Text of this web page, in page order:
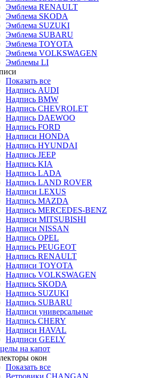
Эмблема RENAULT
Эмблема SKODA
Эмблема SUZUKI
Эмблема SUBARU
Эмблема TOYOTA
Эмблема VOLKSWAGEN
Эмблемы LI
Показать все
Надпись AUDI
Надпись BMW
Надпись CHEVROLET
Надпись DAEWOO
Надпись FORD
Надписи HONDA
Надпись HYUNDAI
Надпись JEEP
Надпись KIA
Надпись LADA
Надпись LAND ROVER
Надписи LEXUS
Надпись MAZDA
Надпись MERCEDES-BENZ
Надписи MITSUBISHI
Надписи NISSAN
Надпись OPEL
Надпись PEUGEOT
Надпись RENAULT
Надписи TOYOTA
Надпись VOLKSWAGEN
Надпись SKODA
Надпись SUZUKI
Надпись SUBARU
Надписи универсальные
Надпись CHERY
Надписи HAVAL
Надписи GEELY
на капот
окон
Показать все